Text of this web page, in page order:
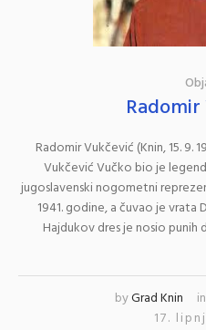
Radomir Vukčević (Knin, 15. 9.
Vukčević Vučko bio je
jugoslavenski nogometni
1941. godine, a čuvao je vrata
Hajdukov dres je nosio punih
byGrad Knin in
17.